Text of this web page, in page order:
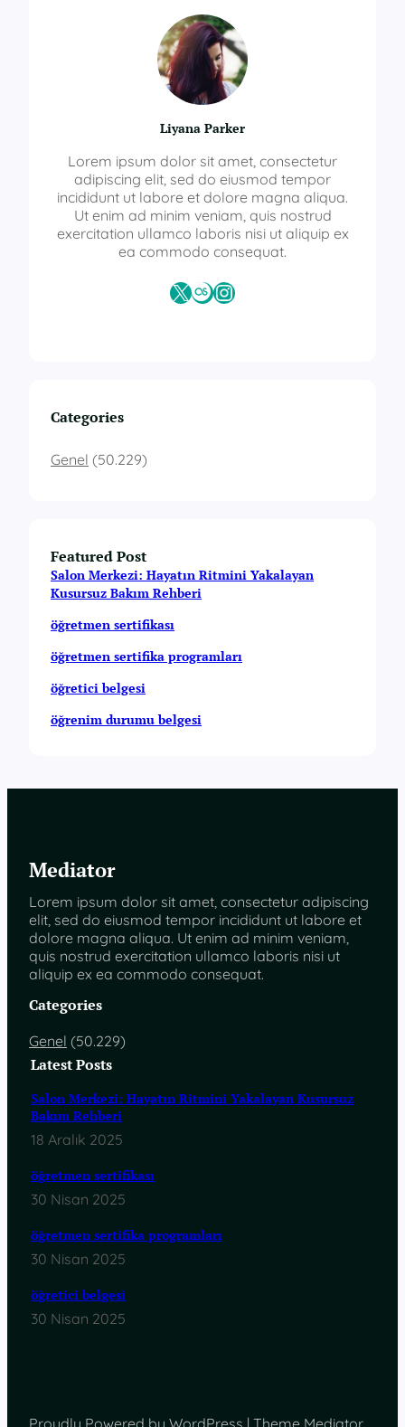
Liyana Parker
Lorem ipsum dolor sit amet, consectetur
adipiscing elit, sed do eiusmod tempor
incididunt ut labore et dolore magna aliqua.
Ut enim ad minim veniam, quis nostrud
exercitation ullamco laboris nisi ut aliquip ex
ea commodo consequat.
X Last.fmInstagram
Categories
Genel (50.229)
Featured Post
Salon Merkezi: Hayatın Ritmini Yakalayan
Kusursuz Bakım Rehberi
öğretmen sertifikası
öğretmen sertifika programları
öğretici belgesi
öğrenim durumu belgesi
Mediator
Lorem ipsum dolor sit amet, consectetur adipiscing
elit, sed do eiusmod tempor incididunt ut labore et
dolore magna aliqua. Ut enim ad minim veniam,
quis nostrud exercitation ullamco laboris nisi ut
aliquip ex ea commodo consequat.
Categories
Genel (50.229)
Latest Posts
Salon Merkezi: Hayatın Ritmini Yakalayan Kusursuz
Bakım Rehberi
18 Aralık 2025
öğretmen sertifikası
30 Nisan 2025
öğretmen sertifika programları
30 Nisan 2025
öğretici belgesi
30 Nisan 2025